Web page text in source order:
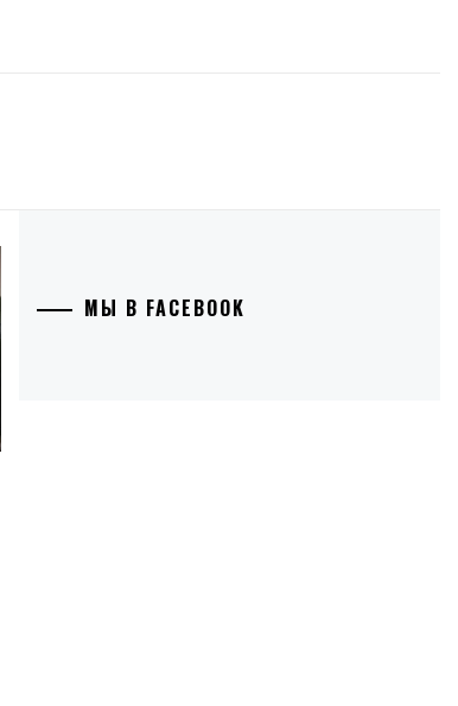
МЫ В FACEBOOK